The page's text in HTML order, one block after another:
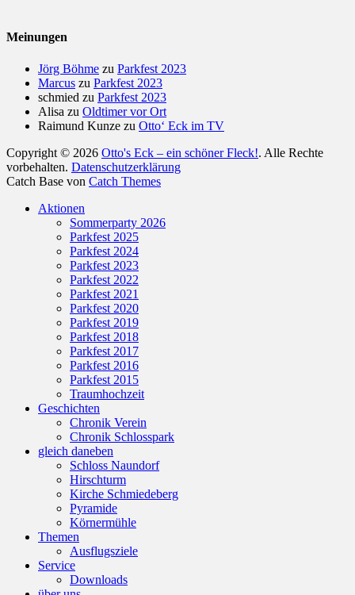
Meinungen
Jörg Böhme zu Parkfest 2023
Marcus zu Parkfest 2023
schmied zu Parkfest 2023
Alisa zu Oldtimer vor Ort
Raimund Kunze zu Otto‘ Eck im TV
Copyright © 2026 Otto's Eck – ein schöner Fleck!. Alle Rechte
vorbehalten. Datenschutzerklärung
Catch Base von Catch Themes
oben
Aktionen
Sommerparty 2026
Parkfest 2025
Parkfest 2024
Parkfest 2023
Parkfest 2022
Parkfest 2021
Parkfest 2020
Parkfest 2019
Parkfest 2018
Parkfest 2017
Parkfest 2016
Parkfest 2015
Traumhochzeit
Geschichten
Chronik Verein
Chronik Schlosspark
gleich daneben
Schloss Naundorf
Hirschturm
Kirche Schmiedeberg
Pyramide
Körnermühle
Themen
Ausflugsziele
Service
Downloads